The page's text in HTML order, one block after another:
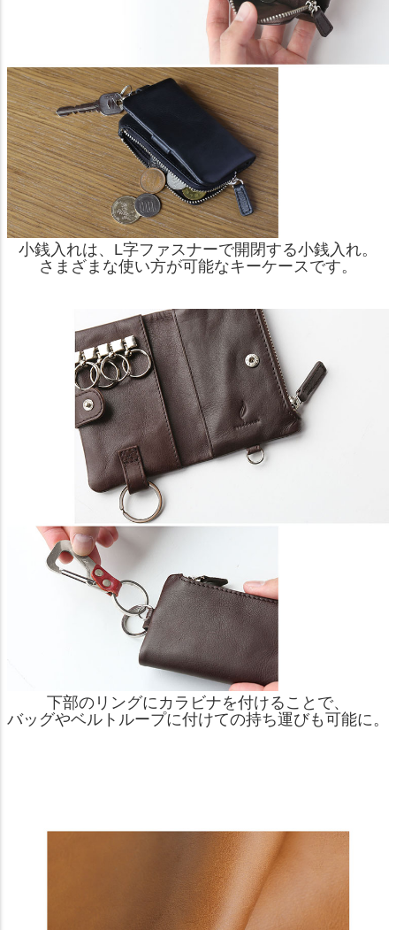
小銭入れは、L字ファスナーで開閉する小銭入れ。
さまざまな使い方が可能なキーケースです。
下部のリングにカラビナを付けることで、
バッグやベルトループに付けての持ち運びも可能に。